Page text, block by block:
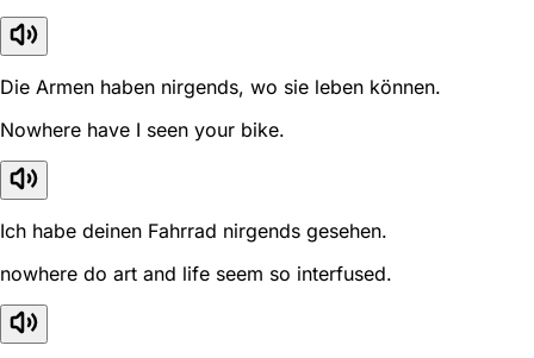
Die Armen haben nirgends, wo sie leben können.
Nowhere have I seen your bike.
Ich habe deinen Fahrrad nirgends gesehen.
nowhere do art and life seem so interfused.